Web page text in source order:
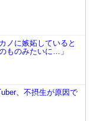
ノに嫉妬していると
ものみたいに…」
、不摂生が原因で